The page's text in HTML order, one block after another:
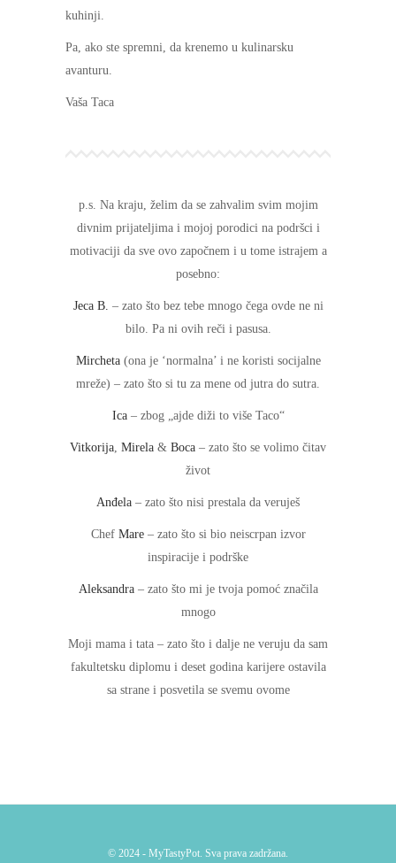
kuhinji.
Pa, ako ste spremni, da krenemo u kulinarsku
avanturu.
Vaša Taca
p.s. Na kraju, želim da se zahvalim svim mojim
divnim prijateljima i mojoj porodici na podršci i
motivaciji da sve ovo započnem i u tome istrajem a
posebno:
Jeca B. – zato što bez tebe mnogo čega ovde ne ni
bilo. Pa ni ovih reči i pasusa.
Mircheta(ona je ‘normalna’ i ne koristi socijalne
mreže) – zato što si tu za mene od jutra do sutra.
Ica– zbog „ajde diži to više Taco“
Vitkorija Mirela & Boca – zato što se volimo čitav
život
Anđela – zato što nisi prestala da veruješ
Chef Mare– zato što si bio neiscrpan izvor
inspiracije i podrške
Aleksandra– zato što mi je tvoja pomoć značila
mnogo
Moji mama i tata – zato što i dalje ne veruju da sam
fakultetsku diplomu i deset godina karijere ostavila
sa strane i posvetila se svemu ovome
© 2024 - MyTastyPot. Sva prava zadržana.